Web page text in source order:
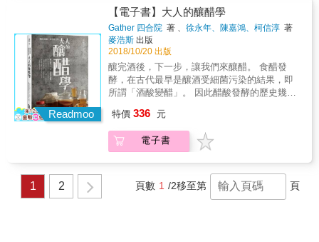
幸福好食光美味提案：介紹30種與果醬最速配
的方法，讓大家開心玩果醬。 除了搭配吐司、
餅乾、抹司康，還可以淋奶酪、做沙拉、泡
茶、煮咖哩，或做成冰棒都沒問題，千變萬化
的玩法，您一定要試看看。 & ◣收錄獨家首創
「璀璨星星果凝」，全台首款果醬創新做法，
在清透的果醬中閃耀著一顆顆星星，炫目美麗
零失敗宣言：如何選材料，如何選工具，才能
不失敗！製作果醬的三元素、如何保存美味果
醬、製作果醬的成功必備鐵則，本書通通告訴
您！
常的香料用法，那歐美、印度、東南亞人又是
怎麼使用呢？了解他們的香料生活與文化，有
助於日後在看待異國料理時，更有見解。 本書
特色： 1.同一品項，一次看到新鮮香草、乾燥
香料、原片或粉狀的不同。 2.區辨易搞混品
種：如，茴香VS.蒔蘿、平葉巴西利VS.皺葉巴
西利、八角VS.大茴香。 3.提供坦都里烤雞、
馬賽濃湯、法國香草束火鍋、新加坡白胡椒蟹
等香料經典食譜。 4.100道經典與創意料理。
5.印度Garam masala、普羅旺斯綜合香料粉、
義大利經典香料等調香教學。 6.香料的應用、
搭配、保存、複方建議與食療效果。 7.香料哪
裡買之店家資訊。
強、最完整調味料百科全書！完整介紹市面上
常見調味料，清楚標示每一款調味料的主要產
國、英文名稱、選購方法、保存方法與適合的
烹調法完全公開，加上1600張圖文並茂的彩
照，與兩位主廚多國風味料理的結合，絕對是
一本家家戶戶必備的調味料料理百科鉅作，從
此滿足全家人的味蕾。 本書特色 ◎特色1：彩
醬汁&times;88道料理 深入了解市面上常見的
調味品，並且每一種調味料皆描述適合的烹調
法，並學會運用於多款實用醬汁與中西多元料
和保存方式，與適合的烹調法等，讓您更清楚
料的種類、使用方法、選購與保存方式， 與最
適合的烹調法，並調製各國風味醬汁， 讓您輕
鬆運用在所有料理上，美味更加分，調出多彩
好滋味！ 廚房與餐桌上總是少不了各種風味與
功能的調味料，缺乏調味料不僅食物少了特別
滋味，同時享用美食的樂趣也將大打折扣，所
以「調味」是所有食物美味的命脈，不同食材
也因為結合不一樣的調味料，才得以展現出豐
富萬變的味道與口感。而大家所困擾的調味料
味料還能夠有哪些變化在料理上？在本書中都
一一解答，並且呈現多款不同調味料所調製而
成的醬汁，同時也實際應用在每道膾炙人口的
料理點心，讓這些困惑全部迎刃而解，從此您
的廚房充滿更豐富的好滋味！ 本書為史上最
強、最完整調味料百科全書！完整介紹市面上
Readmoo
【電子書】大人的釀醋學
Gather 四合院 著 、徐永年、陳嘉鴻、柯信淳 著
麥浩斯 出版
2018/10/20 出版
釀完酒後，下一步，讓我們來釀醋。 食醋發
酵，在古代最早是釀酒受細菌污染的結果，即
所謂「酒酸變醋」。 因此醋酸發酵的歷史幾乎
釀醋常以水果或米為原料。整個發酵過程主要
分成兩個階段，首先為酒精發酵：利用適當的
酵母，使含碳水化合物（糖、澱粉）的液體轉
菌的作用下與空氣中的氧結合即生成醋酸和
水。總言之，釀醋的過程就是使酒精進一步氧
特價 336 元
電子書
1 2 頁數 1 /2移至第 頁